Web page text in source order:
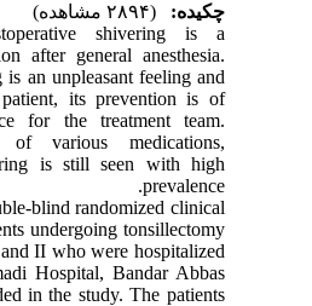
چکیده:
shivering is a
after general anesthesia.
is an unpleasant feeling and
patient, its prevention is of
for the treatment team.
of various medications,
is still seen with high
prevalence.
blind randomized clinical
undergoing tonsillectomy
II who were hospitalized
Hospital, Bandar Abbas
in the study. The patients